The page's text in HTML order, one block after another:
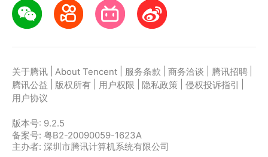
关于腾讯 About Tencent 服务条款 商务洽谈 腾讯招聘
腾讯公益
版权所有 用户权限 隐私政策 侵权投诉指引
用户协议
版本号: 9.2.5
备案号: 粤B2-20090059-1623A
主办者: 深圳市腾讯计算机系统有限公司